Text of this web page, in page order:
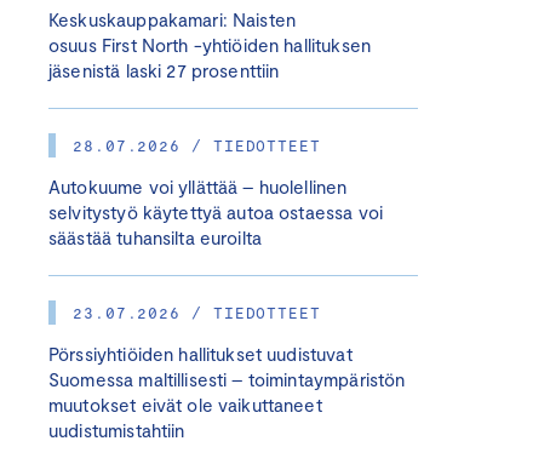
Keskuskauppakamari: Naisten
osuus First North -yhtiöiden hallituksen
jäsenistä laski 27 prosenttiin
28.07.2026 / TIEDOTTEET
Autokuume voi yllättää – huolellinen
selvitystyö käytettyä autoa ostaessa voi
säästää tuhansilta euroilta
23.07.2026 / TIEDOTTEET
Pörssiyhtiöiden hallitukset uudistuvat
Suomessa maltillisesti – toimintaympäristön
muutokset eivät ole vaikuttaneet
uudistumistahtiin